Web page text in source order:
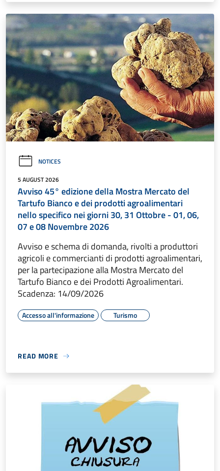
NOTICES
5 AUGUST 2026
Avviso 45° edizione della Mostra Mercato del
Tartufo Bianco e dei prodotti agroalimentari
nello specifico nei giorni 30, 31 Ottobre - 01, 06,
07 e 08 Novembre 2026
Avviso e schema di domanda, rivolti a produttori
agricoli e commercianti di prodotti agroalimentari,
per la partecipazione alla Mostra Mercato del
Tartufo Bianco e dei Prodotti Agroalimentari.
Scadenza: 14/09/2026
Accesso all'informazione Turismo
READ MORE